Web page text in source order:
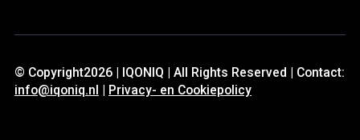
© Copyright2026 | IQONIQ | All Rights Reserved | Contact:
info@iqoniq.nl | Privacy- en Cookiepolicy